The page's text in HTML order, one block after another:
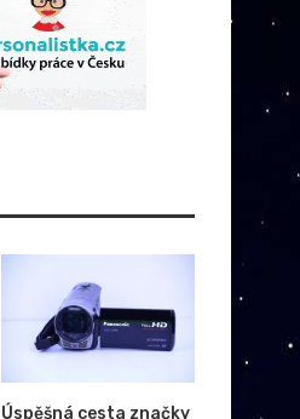
Úspěšná cesta značky